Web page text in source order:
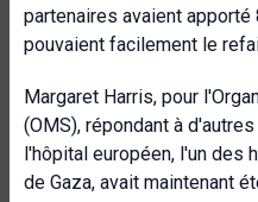
partenaires avaient
pouvaient facilement le
Margaret Harris, pour
(OMS), répondant à
l'hôpital européen, l'un des
de Gaza, avait maintenant